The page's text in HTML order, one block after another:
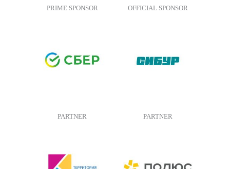
PRIME SPONSOR OFFICIAL SPONSOR
PARTNER PARTNER